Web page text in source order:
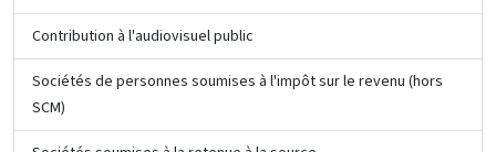
Contribution à l'audiovisuel public
Sociétés de personnes soumises à l'impôt sur le revenu (hors
SCM)